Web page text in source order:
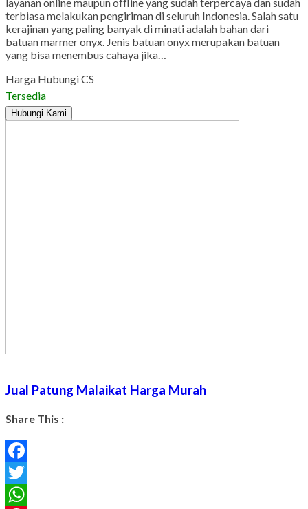
terbiasa melakukan pengiriman di seluruh Indonesia. Salah satu
kerajinan yang paling banyak di minati adalah bahan dari
batuan marmer onyx. Jenis batuan onyx merupakan batuan
yang bisa menembus cahaya jika…
Harga Hubungi CS
Tersedia
Hubungi Kami
Jual Patung Malaikat Harga Murah
Share This :
Facebook
Twitter